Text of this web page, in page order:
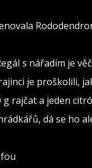
s nářadím je
je proškolili,
g rajčat a jeden
dá se ho